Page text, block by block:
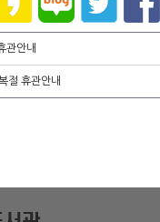
관안내
절 휴관안내